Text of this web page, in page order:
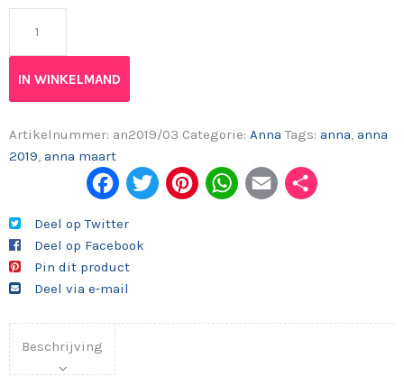
IN WINKELMAND
Artikelnummer: an2019/03 Categorie: Anna Tags: anna, anna
2019, anna maart
Fac
ebo
ok
Twi
Pint
Wh
Em
Deel op Twitter
Deel op Facebook
Pin dit product
Deel via e-mail
Beschrijving